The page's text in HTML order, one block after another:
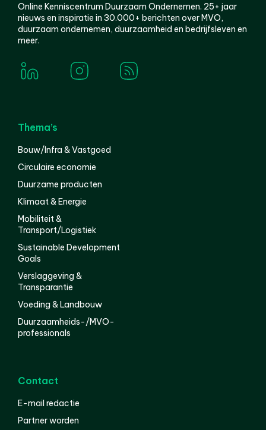
Online Kenniscentrum Duurzaam Ondernemen. 25+ jaar
nieuws en inspiratie in 30.000+ berichten over MVO,
duurzaam ondernemen, duurzaamheid en bedrijfsleven en
meer.
Thema’s
Bouw/Infra & Vastgoed
Circulaire economie
Duurzame producten
Klimaat & Energie
Mobiliteit &
Transport/Logistiek
Sustainable Development
Goals
Verslaggeving &
Transparantie
Voeding & Landbouw
Duurzaamheids-/MVO-
professionals
Contact
E-mail redactie
Partner worden